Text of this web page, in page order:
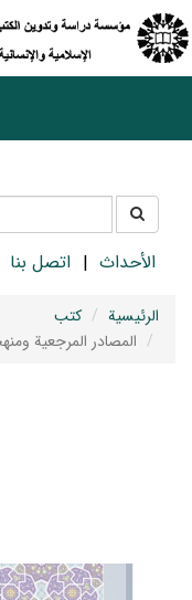
جستجو
در
سایتالأحداث اتصل بنا
الرئيسية
كتب
المصادر المرجعية